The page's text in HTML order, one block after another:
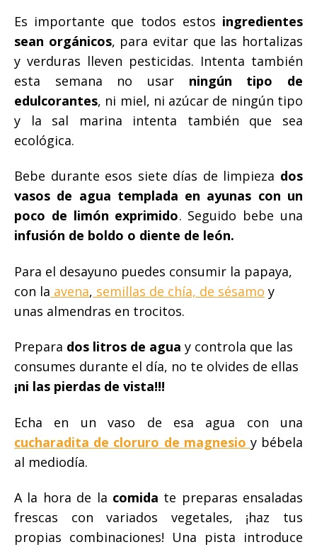
Es importante que todos estos ingredientes
sean orgánicos, para evitar que las hortalizas
y verduras lleven pesticidas. Intenta también
esta semana no usar ningún tipo de
edulcorantes, ni miel, ni azúcar de ningún tipo
y la sal marina intenta también que sea
ecológica.
Bebe durante esos siete días de limpieza dos
vasos de agua templada en ayunas con un
poco de limón exprimido. Seguido bebe una
infusión de boldo o diente de león.
Para el desayuno puedes consumir la papaya,
con la avena, semillas de chía, de sésamo y
unas almendras en trocitos.
Prepara dos litros de agua y controla que las
consumes durante el día, no te olvides de ellas
¡ni las pierdas de vista!!!
Echa en un vaso de esa agua con una
cucharadita de cloruro de magnesio y bébela
al mediodía.
A la hora de la comida te preparas ensaladas
frescas con variados vegetales, ¡haz tus
propias combinaciones! Una pista introduce